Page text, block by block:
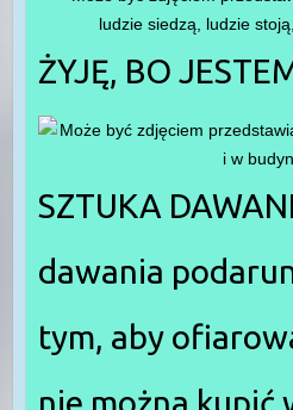
ŻYJĘ, BO
SZTUKA
dawania
tym, aby
nie można kupić